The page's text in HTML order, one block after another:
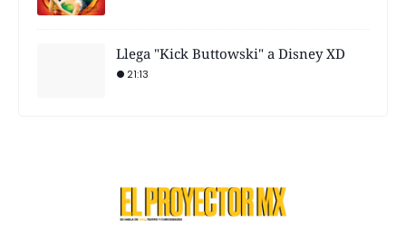
Llega "Kick Buttowski" a Disney XD
21:13